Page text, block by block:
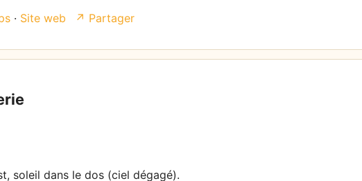
· Site web ↗ Partager
soleil dans le dos (ciel dégagé).